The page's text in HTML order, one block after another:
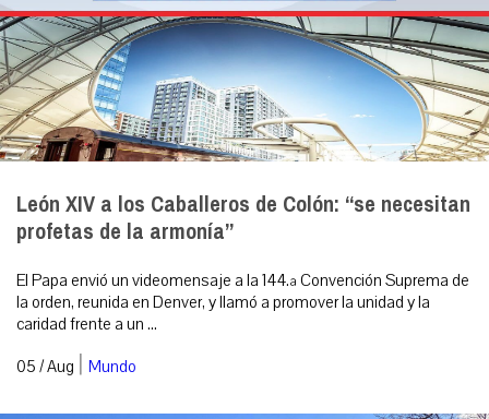
León XIV a los Caballeros de Colón: “se necesitan
profetas de la armonía”
El Papa envió un videomensaje a la 144.ª Convención Suprema de
la orden, reunida en Denver, y llamó a promover la unidad y la
caridad frente a un ...
05 / Aug | Mundo